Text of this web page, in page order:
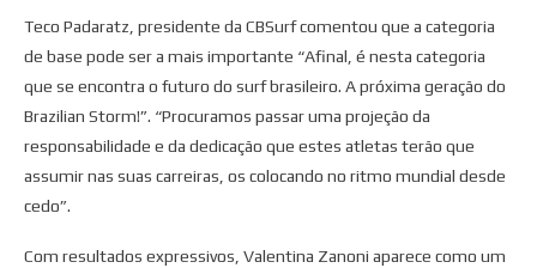
Teco Padaratz, presidente da CBSurf comentou que a categoria
de base pode ser a mais importante “Afinal, é nesta categoria
que se encontra o futuro do surf brasileiro. A próxima geração do
Brazilian Storm!”. “Procuramos passar uma projeção da
responsabilidade e da dedicação que estes atletas terão que
assumir nas suas carreiras, os colocando no ritmo mundial desde
cedo”.
Com resultados expressivos, Valentina Zanoni aparece como um